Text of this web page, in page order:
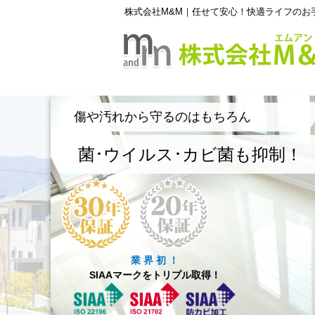
株式会社M&M｜任せて安心！快適ライフのお
傷や汚れから守るのはもちろん
菌･ウイルス･カビ菌も抑制！
業 界 初 ！
SIAAマークをトリプル取得！